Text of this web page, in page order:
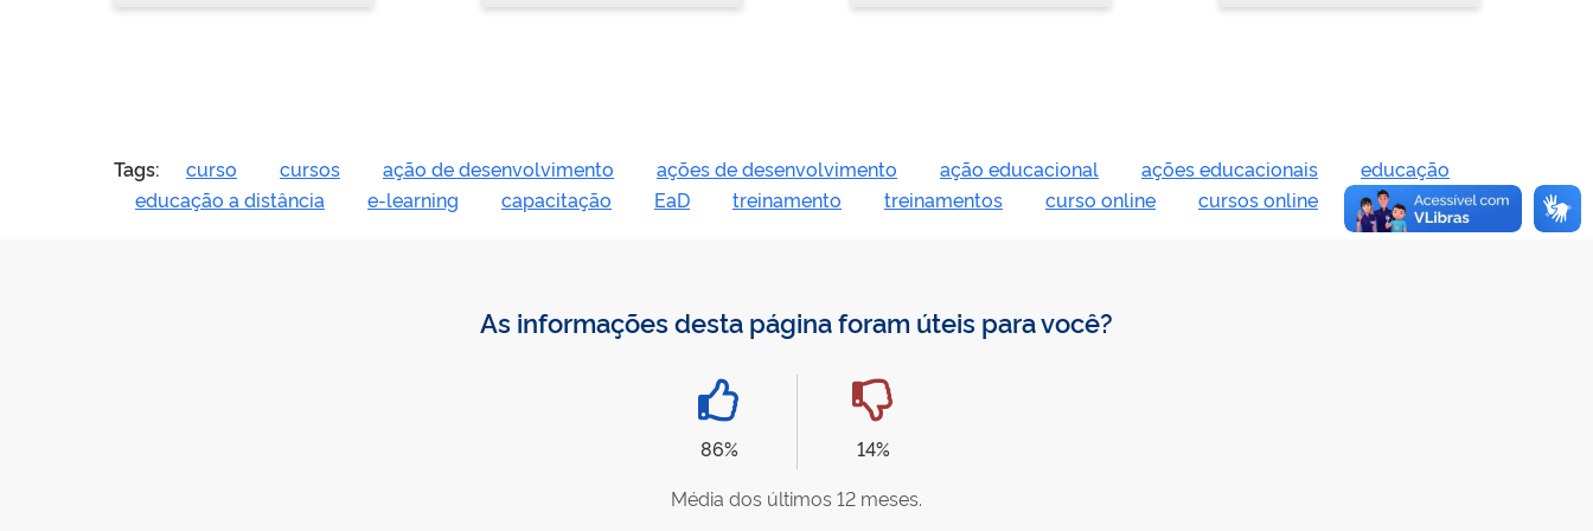
Tags: curso cursos ação de desenvolvimento ações de desenvolvimento ação educacional ações educacionais
educação
educação a distância
e-learning capacitação EaD treinamento treinamentos curso online cursos online
As informações desta página foram úteis para você?
86%
14%
Média dos últimos 12 meses.